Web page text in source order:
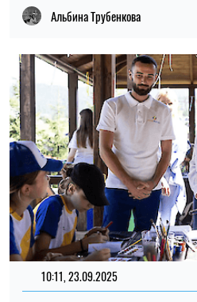
Альбина Трубенкова
10:11, 23.09.2025